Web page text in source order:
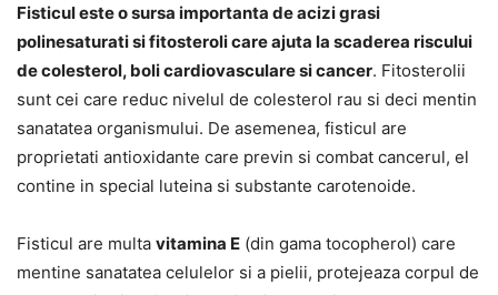
Fisticul este o sursa importanta de acizi grasi
polinesaturati si fitosteroli care ajuta la scaderea riscului
de colesterol, boli cardiovasculare si cancer. Fitosterolii
sunt cei care reduc nivelul de colesterol rau si deci mentin
sanatatea organismului. De asemenea, fisticul are
proprietati antioxidante care previn si combat cancerul, el
contine in special luteina si substante carotenoide.
Fisticul are multa vitamina E (din gama tocopherol) care
mentine sanatatea celulelor si a pielii, protejeaza corpul de